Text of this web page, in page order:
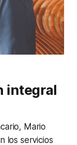
integral
Mario
los servicios